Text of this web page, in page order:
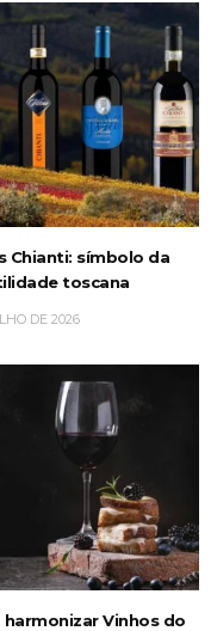
Chianti: símbolo da
toscana
DE 2026
harmonizar Vinhos do